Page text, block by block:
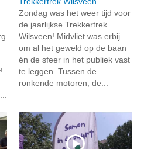
Zondag was het weer tijd voor
de jaarlijkse Trekkertrek
Wilsveen! Midvliet was erbij
om al het geweld op de baan
én de sfeer in het publiek vast
te leggen. Tussen de
ronkende motoren, de...